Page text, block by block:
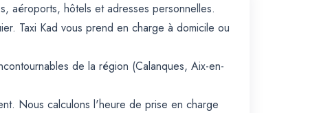
aéroports, hôtels et adresses personnelles.
Taxi Kad vous prend en charge à domicile ou
de la région (Calanques, Aix-en-
Nous calculons l'heure de prise en charge